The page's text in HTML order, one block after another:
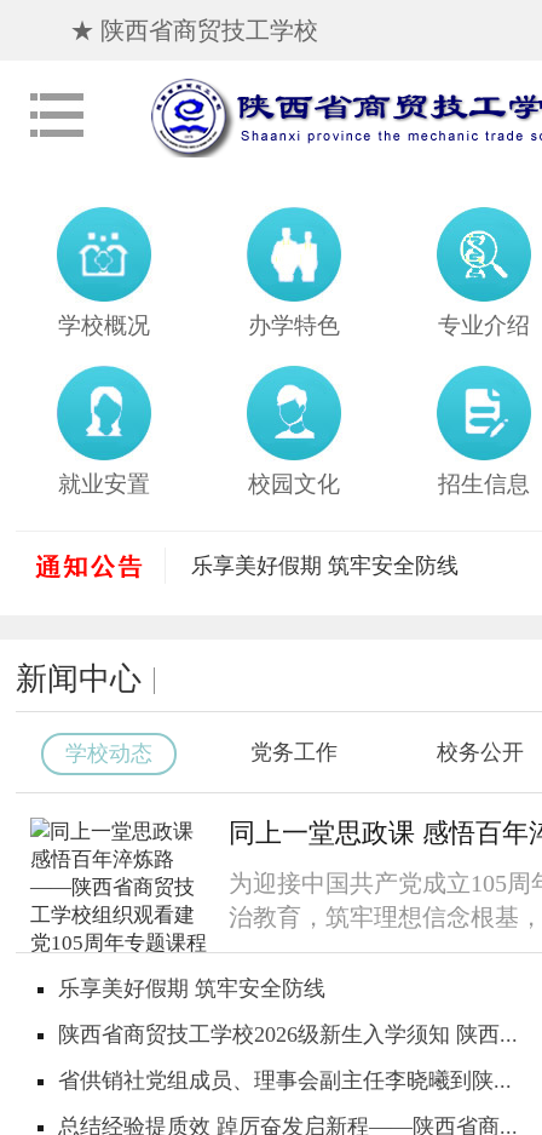
★ 陕西省商贸技工学校
学校概况 办学特色 专业介绍
就业安置 校园文化 招生信息
乐享美好假期 筑牢安全防线
以技赋能砺初心，笃行奋进促成长
匠心育人 聚力启航——陕西省商贸
我校2026年第二批电子商务师（高
新闻中心
学校动态 党务工作 校务公开
同上一堂思政课 感悟百年
为迎接中国共产党成立105
治教育，筑牢理想信念根基
乐享美好假期 筑牢安全防线
陕西省商贸技工学校2026级新生入学须知 陕西...
省供销社党组成员、理事会副主任李晓曦到陕...
总结经验提质效 踔厉奋发启新程——陕西省商...